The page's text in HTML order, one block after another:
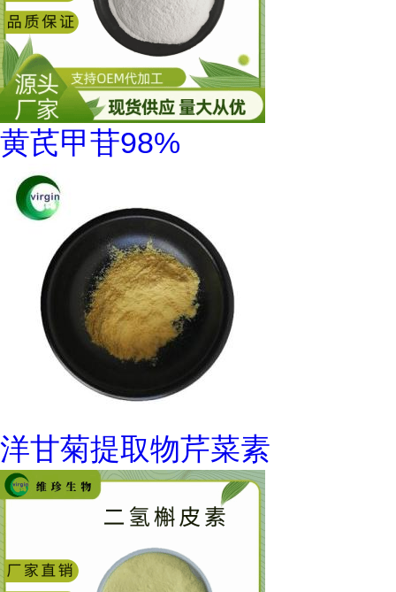
黄芪甲苷98%
洋甘菊提取物芹菜素